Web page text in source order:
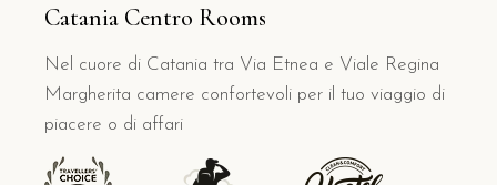
Catania Centro Rooms
Nel cuore di Catania tra Via Etnea e Viale Regina
Margherita camere confortevoli per il tuo viaggio di
piacere o di affari